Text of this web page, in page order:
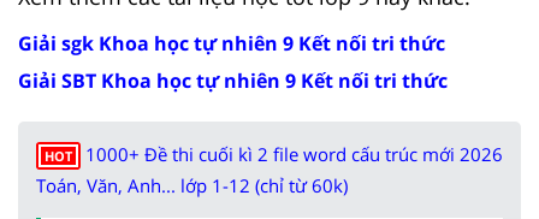
Giải sgk Khoa học tự nhiên 9 Kết nối tri thức
Giải SBT Khoa học tự nhiên 9 Kết nối tri thức
HOT
1000+ Đề thi cuối kì 2 file word cấu trúc mới 2026
Toán, Văn, Anh... lớp 1-12 (chỉ từ 60k)